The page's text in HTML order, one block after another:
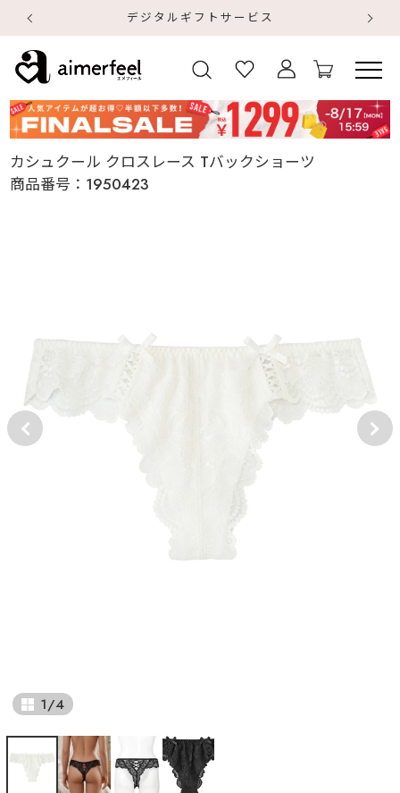
デジタルギフトサービス
カシュクール クロスレース Tバックショーツ
商品番号： 1950423
1/4